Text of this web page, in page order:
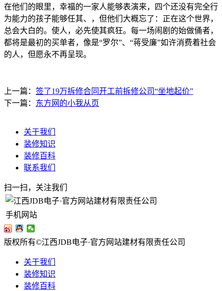
在他们的眼里，幸福的一家人能够表演来，四个还没有完全行
为能力的孩子能够任其、，但他们大概忘了：正在这个世界，
总会大白的。使人，必先使其疯狂。每一场闹剧的始做俑者，
都将是最初的买单者，像是“罗尔”、“蒋受廉”如许消费着社会
的人，但愿永不再呈现。
上一篇： 签了19万拆修合同开工前拆修公司“坐地起价”
下一篇： 东方网的小我从页
关于我们
装修知识
装修百科
联系我们
扫一扫，关注我们
手机网站
版权所有©江西JDB电子·官方网站建材有限责任公司
关于我们
装修知识
装修百科